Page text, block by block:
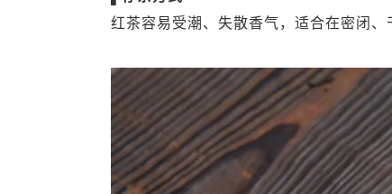
红茶容易受潮、失散香气，适合在密闭